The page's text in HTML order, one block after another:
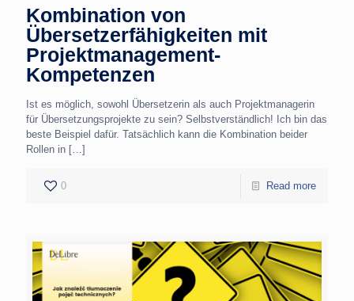
Kombination von
Übersetzerfähigkeiten mit
Projektmanagement-
Kompetenzen
Ist es möglich, sowohl Übersetzerin als auch Projektmanagerin
für Übersetzungsprojekte zu sein? Selbstverständlich! Ich bin das
beste Beispiel dafür. Tatsächlich kann die Kombination beider
Rollen in […]
0 Read more